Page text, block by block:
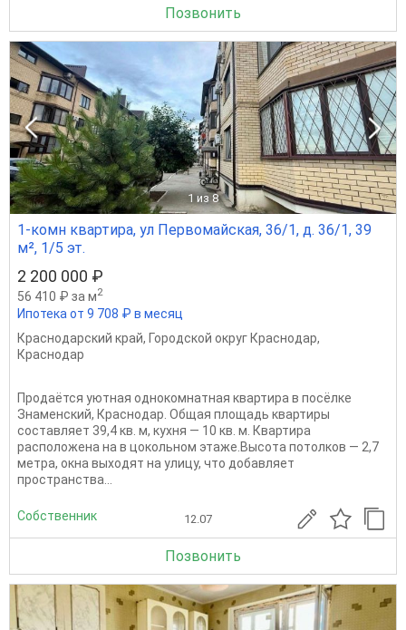
Позвонить
1 из 8
1-комн квартира, ул Первомайская, 36/1, д. 36/1, 39
м², 1/5 эт.
2 200 000 ₽
56 410 ₽ за м2
Ипотека от 9 708 ₽ в месяц
Краснодарский край, Городской округ Краснодар,
Краснодар
Продаётся уютная однокомнатная квартира в посёлке
Знаменский, Краснодар. Общая площадь квартиры
составляет 39,4 кв. м, кухня — 10 кв. м. Квартира
расположена на в цокольном этаже.Высота потолков — 2,7
метра, окна выходят на улицу, что добавляет
пространства...
Собственник 12.07
Позвонить